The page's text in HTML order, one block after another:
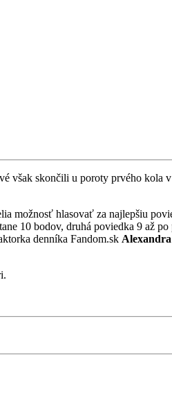
skončili u poroty prvého kola
možnosť hlasovať za najlepšiu
10 bodov, druhá poviedka 9 až
denníka Fandom.sk